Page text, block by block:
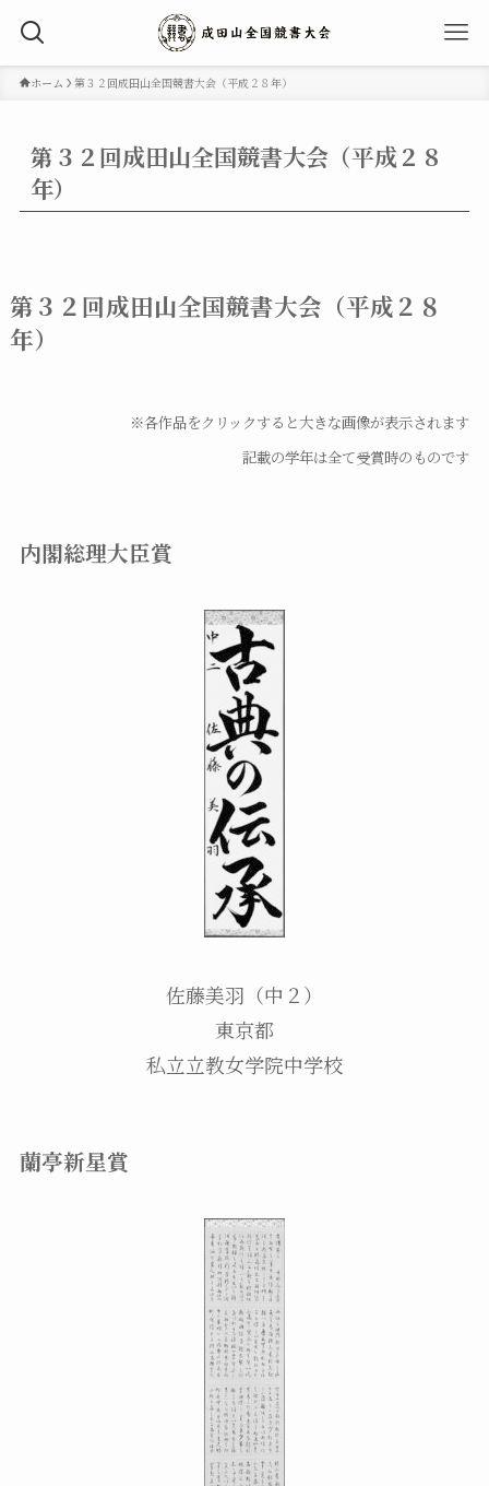
ホーム 第３２回成田山全国競書大会（平成２８年）
第３２回成田山全国競書大会（平成２８
年）
第３２回成田山全国競書大会（平成２８
年）
※各作品をクリックすると大きな画像が表示されます
記載の学年は全て受賞時のものです
内閣総理大臣賞
佐藤美羽（中２）
東京都
私立立教女学院中学校
蘭亭新星賞